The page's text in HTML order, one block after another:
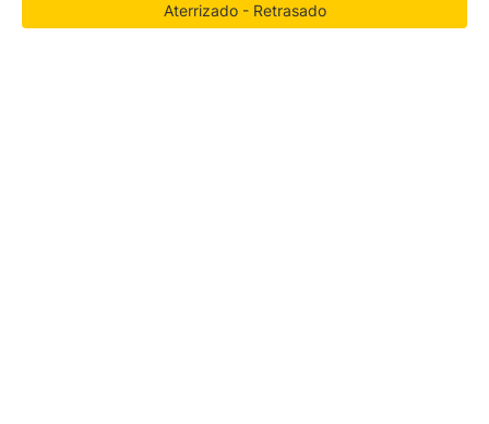
Aterrizado - Retrasado